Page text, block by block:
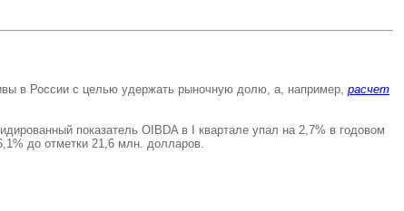
в России с целью удержать рыночную долю, а, например, расчет
показатель OIBDA в I квартале упал на 2,7% в годовом
до отметки 21,6 млн. долларов.